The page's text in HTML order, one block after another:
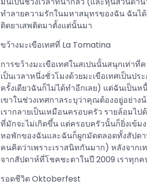
ทำลายความรักในมหาสมุทรของฉัน ฉันไ
ติดยาเสพติดมาตั้งแต่นั้นมา
ขว้างมะเขือเทศที่ La Tomatina
การขว้างมะเขือเทศในสเปนนั้นสนุกเท่าที่
เป็นเวลาหนึ่งชั่วโมงด้วยมะเขือเทศเป็นป
ครั้งเดียวฉันก็ไม่ได้ทำอีกเลย) แต่ฉันเป็น
เขาในช่วงเทศกาลระบุว่าคุณต้องอยู่อย่า
เรากลายเป็นเหมือนครอบครัว รายล้อมไ
ที่มักจะไม่เกิดขึ้น แต่ครอบครัวนั้นก็ยิ่งเข้
หอพักของฉันและฉันก็ผูกมัดตลอดทั้งสัปดา
คนคิดว่าเพราะเราสนิทกันมาก) หลังจาก
จากสัปดาห์ที่โชคชะตาในปี 2009 เราทุก
รอดชีวิต Oktoberfest